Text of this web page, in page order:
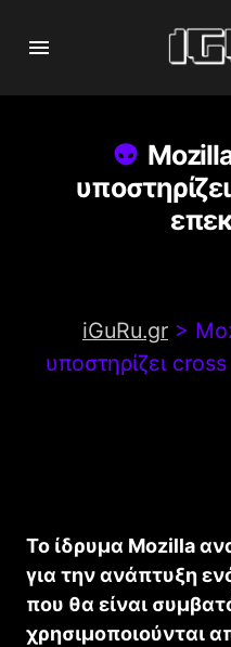
iGuRu.gr >
υποστηρίζει
Το ίδρυμα Mozilla
για την ανάπτυξη
που θα είναι
χρησιμοποιούνται